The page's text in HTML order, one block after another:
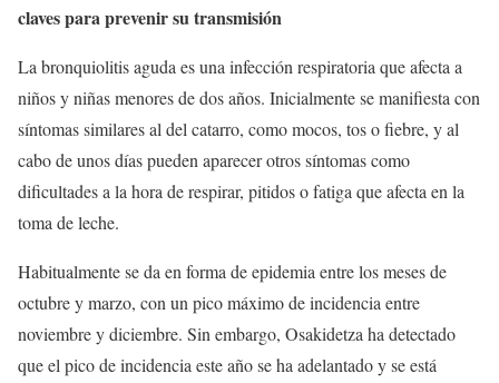
claves para prevenir su transmisión
La bronquiolitis aguda es una infección respiratoria que afecta a
niños y niñas menores de dos años. Inicialmente se manifiesta con
síntomas similares al del catarro, como mocos, tos o fiebre, y al
cabo de unos días pueden aparecer otros síntomas como
dificultades a la hora de respirar, pitidos o fatiga que afecta en la
toma de leche.
Habitualmente se da en forma de epidemia entre los meses de
octubre y marzo, con un pico máximo de incidencia entre
noviembre y diciembre. Sin embargo, Osakidetza ha detectado
que el pico de incidencia este año se ha adelantado y se está